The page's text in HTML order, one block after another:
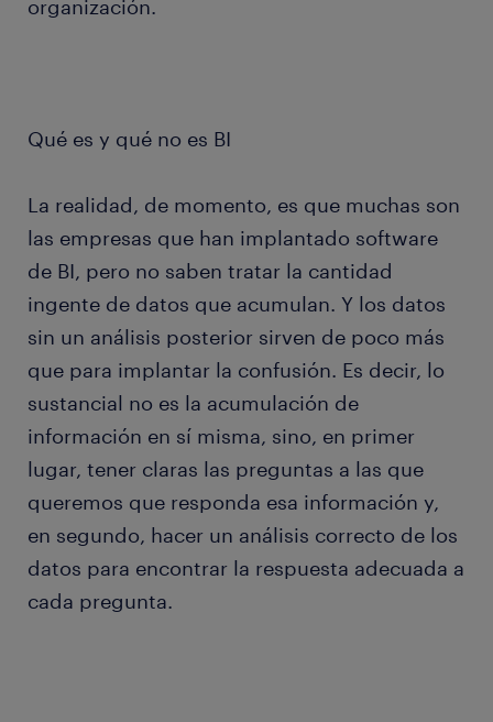
organización.
Qué es y qué no es BI
La realidad, de momento, es que muchas son
las empresas que han implantado software
de BI, pero no saben tratar la cantidad
ingente de datos que acumulan. Y los datos
sin un análisis posterior sirven de poco más
que para implantar la confusión. Es decir, lo
sustancial no es la acumulación de
información en sí misma, sino, en primer
lugar, tener claras las preguntas a las que
queremos que responda esa información y,
en segundo, hacer un análisis correcto de los
datos para encontrar la respuesta adecuada a
cada pregunta.